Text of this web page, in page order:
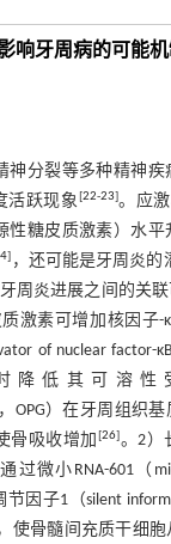
牙周病的可能机
神分裂等多种精神疾
活跃现象[22-23]。应
性糖皮质激素）水平
] ，还可能是牙周炎的
牙周炎进展之间的关
激素可增加核因子-
of nuclear factor-κB
降低其可溶性
，OPG）在牙周组织
骨吸收增加[26]。2）
微小RNA-601（
因子1（silent
使骨髓间充质干细